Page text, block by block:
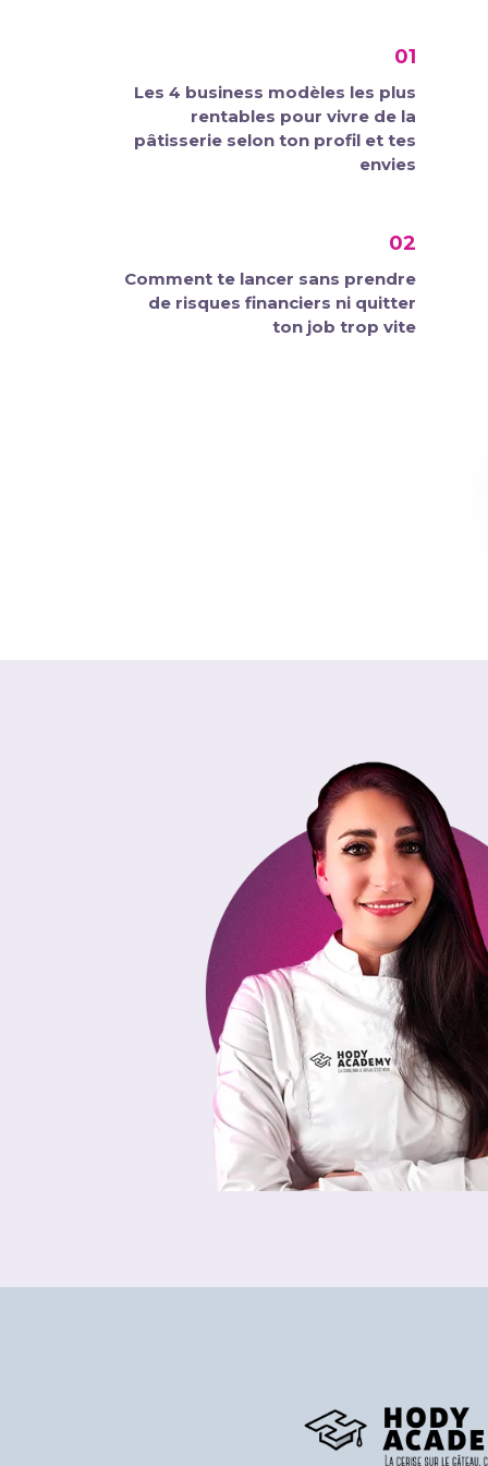
01
Les 4 business modèles les plus
rentables pour vivre de la
pâtisserie selon ton profil et tes
envies
02
Comment te lancer sans prendre
de risques financiers ni quitter
ton job trop vite